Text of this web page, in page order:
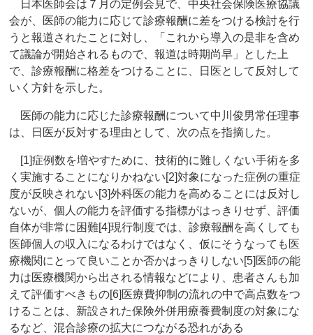
日本医師会は７月の定例会見で、中央社会保険医療協議
会が、医師の能力に応じて診療報酬に差をつける検討を行
うと報道されたことに対し、「これから導入の是非を含め
て議論が開始されるもので、報道は時期尚早」とした上
で、診療報酬に格差をつけることに、日医として反対して
いく方針を示した。
医師の能力に応じた診療報酬について中川俊男常任理事
は、日医が反対する理由として、次の点を指摘した。
[1]症例数を増やすために、技術的に難しくない手術を多
く実施することになりかねない[2]対象になった症例の重症
度が反映されない[3]外科医の能力を高めることには反対し
ないが、個人の能力を評価する指標がはっきりせず、評価
自体が非常に困難[4]現行制度では、診療報酬を高くしても
医師個人の収入になるわけではなく、仮にそうなっても医
療機関にとって良いことか否かはっきりしない[5]医師の能
力は医療機関から出される情報などにより、患者さんも加
えて評価すべきもの[6]医療費抑制の流れの中で高点数をつ
けることは、新設された保険外併用療養費制度の対象にな
るなど、混合診療の拡大につながる恐れがある